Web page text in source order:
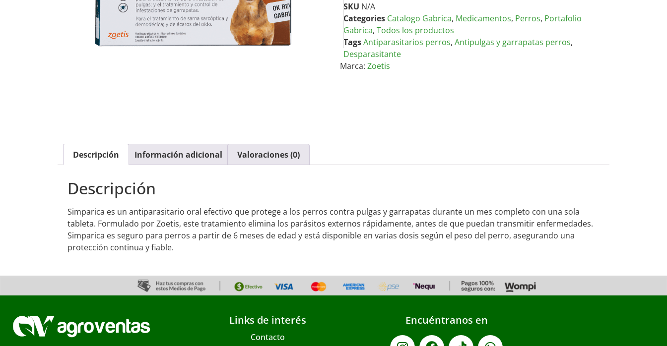
SKU N/A
Categories Catalogo Gabrica, Medicamentos, Perros, Portafolio
Gabrica, Todos los productos
TagsAntiparasitarios perros, Antipulgas y garrapatas perros,
Desparasitante
Marca: Zoetis
Descripción Información adicional Valoraciones (0)
Descripción
Simparica es un antiparasitario oral efectivo que protege a los perros contra pulgas y garrapatas durante un mes completo con una sola
tableta. Formulado por Zoetis, este tratamiento elimina los parásitos externos rápidamente, antes de que puedan transmitir enfermedades.
Simparica es seguro para perros a partir de 6 meses de edad y está disponible en varias dosis según el peso del perro, asegurando una
protección continua y fiable.
Links de interés
Contacto
Encuéntranos en